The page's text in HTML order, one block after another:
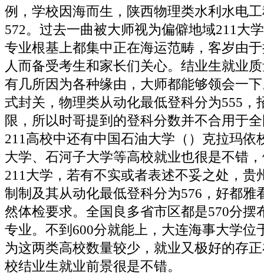
例，学校因海而生，陕西物理类水利水电
572。过去一曲被大师视为偏僻地域211大
专业根基上都集中正在海运范畴，客岁由
人而备受考生和家长们关心。结业生就业
有几所因为各种缘由，大师都能够领会一
式封关，物理类从动化最低登科分为555，
限，所以时哥提到的登科分数并不合用于
211高校中还有中国石油大学（）克拉玛依
大学、石河子大学等高校就业也很是不错
211大学，若有不实或者表述不妥之处，贵
制制及其从动化最低登科分为576，好都雅
然体检要求。全国良多省市区都是570分摆
专业。不到600分就能上，大连海事大学位
为这两类高校数量较少，就业又极好的存
校结业生就业前景很是不错。